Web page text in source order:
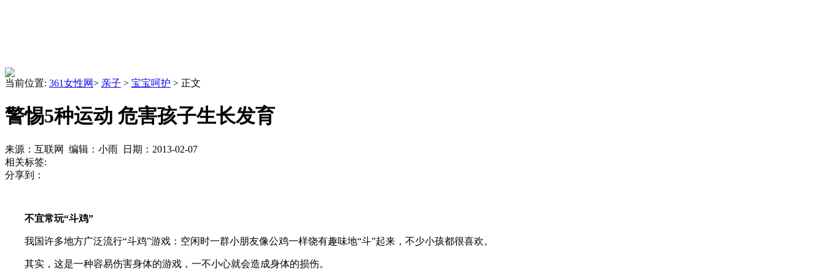
当前位置: 361女性网> 亲子 > 宝宝呵护 > 正文
警惕5种运动 危害孩子生长发育
来源：互联网 编辑：小雨 日期：2013-02-07
相关标签:
分享到：
不宜常玩“斗鸡”
我国许多地方广泛流行“斗鸡”游戏：空闲时一群小朋友像公鸡一样饶有趣味地“斗”起来，不少小孩都很喜欢。
其实，这是一种容易伤害身体的游戏，一不小心就会造成身体的损伤。